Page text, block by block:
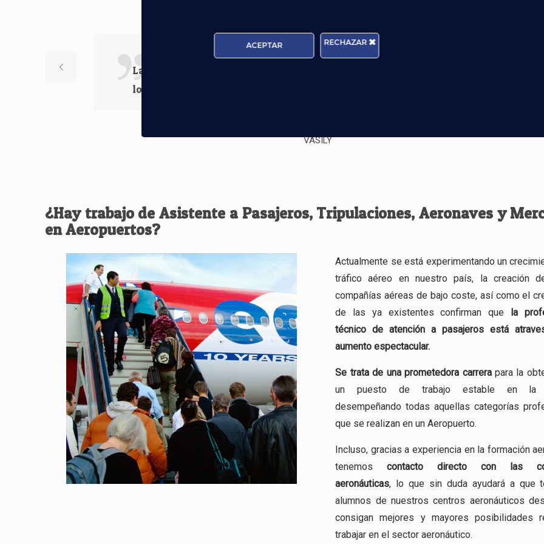
Las ganas de enseñar lo que les gusta hacer y han vivido durante muchos años
los profesores.
VASILY
¿Hay trabajo de Asistente a Pasajeros, Tripulaciones, Aeronaves y
en Aeropuertos?
Actualmente se está experimentando un
tráfico aéreo en nuestro país, la creación
compañías aéreas de bajo coste, así como el
de las ya existentes confirman que
la
técnico de atención a pasajeros está
aumento espectacular.
Se trata de unaprometedora carrerapara la
un puesto de trabajo estable en la
desempeñando todas aquellas categorías
que se realizan en un Aeropuerto.
Incluso, gracias a experiencia en la formación
tenemoscontacto directo con las
aeronáuticas, lo que sin duda ayudará a que
alumnos de nuestros centros aeronáuticos
consigan mejores y mayores posibilidades
trabajar en el sector aeronáutico.
ACEPTAR RECHAZAR